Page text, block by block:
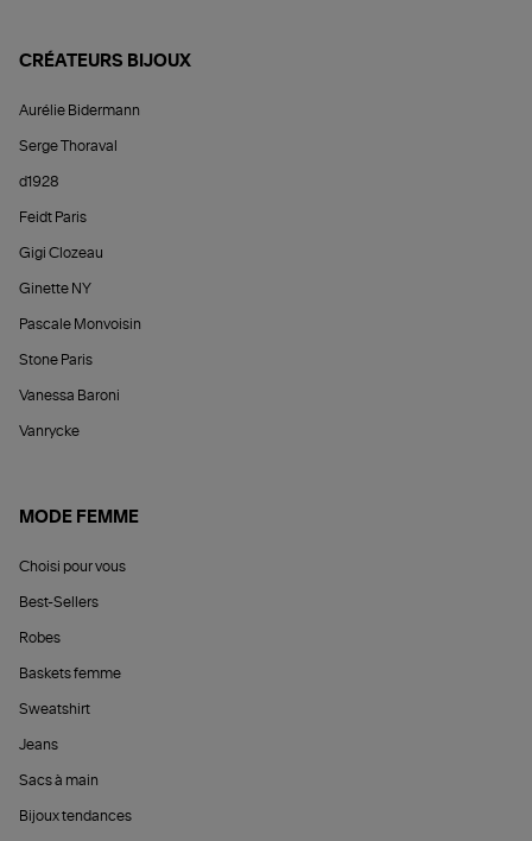
CRÉATEURS BIJOUX
Aurélie Bidermann
Serge Thoraval
d1928
Feidt Paris
Gigi Clozeau
Ginette NY
Pascale Monvoisin
Stone Paris
Vanessa Baroni
Vanrycke
MODE FEMME
Choisi pour vous
Best-Sellers
Robes
Baskets femme
Sweatshirt
Jeans
Sacs à main
Bijoux tendances